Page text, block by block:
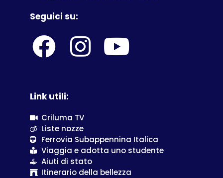
Seguici su:
Link utili:
Criluma TV
Liste nozze
Ferrovia Subappennina Italica
Viaggia e adotta uno studente
Aiuti di stato
Itinerario della bellezza